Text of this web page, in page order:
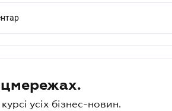
усіх бізнес-новин.